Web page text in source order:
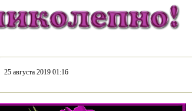
25 августа 2019 01:16